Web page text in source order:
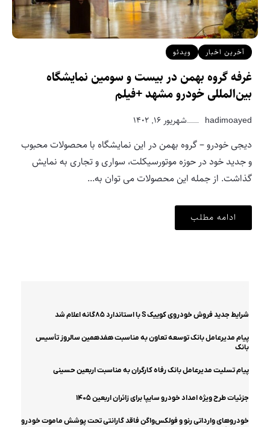
آخرین اخبار ویدئو
غرفه گروه بهمن در بیست و سومین نمایشگاه
بین‌المللی خودرو مشهد +فیلم
hadimoayed
شهریور ۱۶, ۱۴۰۲
دیجی خودرو – گروه بهمن در این نمایشگاه با محصولات محبوب
و جدید خود در حوزه موتورسیکلت، سواری و تجاری به نمایش
گذاشت. از جمله این محصولات می توان به...
ادامه مطلب
شرایط جدید فروش خودروی کوییک S با استاندارد ۸۵گانه اعلام شد
پیام مدیرعامل بانک توسعه تعاون به مناسبت هفدهمین سالروز تأسیس
بانک
پیام تسلیت مدیرعامل بانک رفاه کارگران به مناسبت اربعین حسینی
جزئیات طرح ویژه امداد خودرو سایپا برای زائران اربعین ۱۴۰۵
خودروهای وارداتی رنو و فولکس‌واگن فاقد گارانتی تحت پوشش ماموت خودرو